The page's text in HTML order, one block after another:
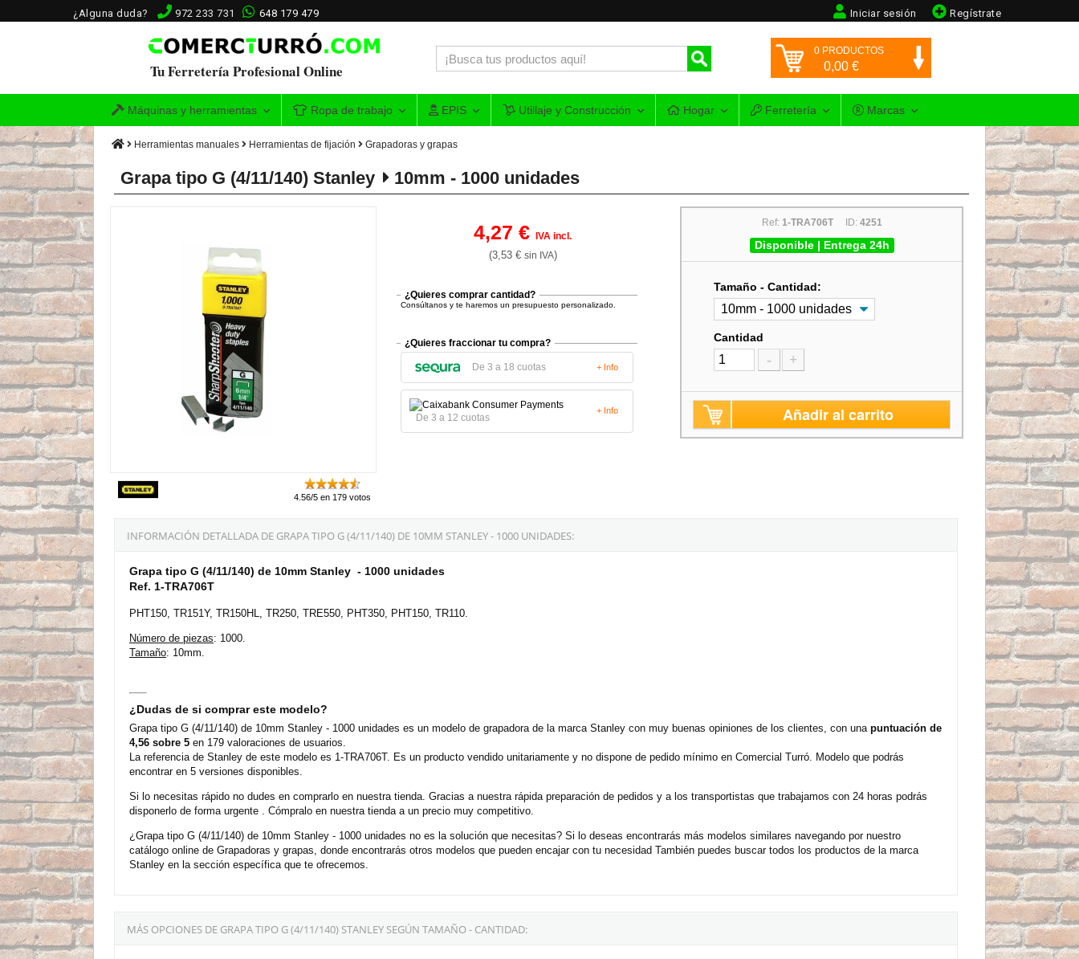
¿Alguna duda? 972 233 731 648 179 479 Regístrate
Iniciar sesión
Tu Ferretería Profesional Online
0 PRODUCTOS
0,00 €
Máquinas y herramientas Ropa de trabajo EPIS Utillaje y Construcción Hogar Ferretería Marcas
Herramientas manuales Herramientas de fijación Grapadoras y grapas
Grapa tipo G (4/11/140) Stanley 10mm - 1000 unidades
4.56/5 en 179 votos
4,27 €IVA incl.
(3,53 € sin IVA)
¿Quieres comprar cantidad?
Consúltanos y te haremos un presupuesto personalizado.
¿Quieres fraccionar tu compra?
De 3 a 18 cuotas + Info
De 3 a 12 cuotas
+ Info
Ref: 1-TRA706TID: 4251
Disponible | Entrega 24h
Tamaño - Cantidad:
Cantidad
- +
Añadir al carrito
INFORMACIÓN DETALLADA DE GRAPA TIPO G (4/11/140) DE 10MM STANLEY - 1000 UNIDADES:
Grapa tipo G (4/11/140) de 10mm Stanley - 1000 unidades
Ref. 1-TRA706T
PHT150, TR151Y, TR150HL, TR250, TRE550, PHT350, PHT150, TR110.
Número de piezas: 1000.
Tamaño: 10mm.
¿Dudas de si comprar este modelo?
Grapa tipo G (4/11/140) de 10mm Stanley - 1000 unidades es un modelo de grapadora de la marca Stanley con muy buenas opiniones de los clientes, con una puntuación de
4,56 sobre 5 en 179 valoraciones de usuarios.
La referencia de Stanley de este modelo es 1-TRA706T. Es un producto vendido unitariamente y no dispone de pedido mínimo en Comercial Turró. Modelo que podrás
encontrar en 5 versiones disponibles.
Si lo necesitas rápido no dudes en comprarlo en nuestra tienda. Gracias a nuestra rápida preparación de pedidos y a los transportistas que trabajamos con 24 horas podrás
disponerlo de forma urgente . Cómpralo en nuestra tienda a un precio muy competitivo.
¿Grapa tipo G (4/11/140) de 10mm Stanley - 1000 unidades no es la solución que necesitas? Si lo deseas encontrarás más modelos similares navegando por nuestro
catálogo online de Grapadoras y grapas, donde encontrarás otros modelos que pueden encajar con tu necesidad También puedes buscar todos los productos de la marca
Stanley en la sección específica que te ofrecemos.
MÁS OPCIONES DE GRAPA TIPO G (4/11/140) STANLEY SEGÚN TAMAÑO - CANTIDAD: